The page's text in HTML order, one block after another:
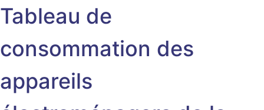
Tableau de
consommation des
appareils